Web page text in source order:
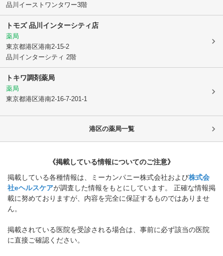
品川イーストワンタワー3階
トモズ 品川インターシティ店
薬局
東京都港区港南2-15-2
品川インターシティ 2階
トキワ調剤薬局
薬局
東京都港区港南2-16-7-201-1
港区の薬局一覧
《掲載している情報についてのご注意》
掲載している各種情報は、ミーカンパニー株式会社および株式会
社eヘルスケアが調査した情報をもとにしています。 正確な情報掲
載に努めておりますが、内容を完全に保証するものではありませ
ん。
掲載されている医院を受診される場合は、事前に必ず該当の医院
に直接ご確認ください。